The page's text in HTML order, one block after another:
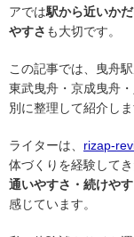
アでは駅から近いか
やすさ も大切です。
この記事では、曳舟
東武曳舟・京成曳舟
別に整理して紹介しま
ライターは、 rizap-
体づくりを経験して
通いやすさ・続けや
感じています。